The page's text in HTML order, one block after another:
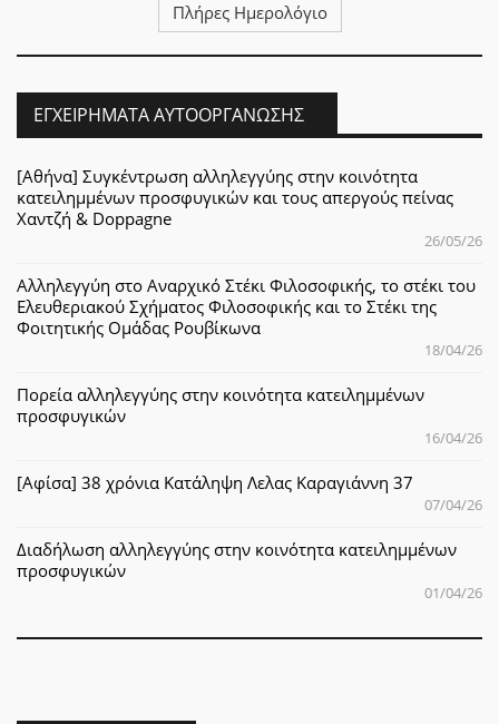
Πλήρες Ημερολόγιο
ΕΓΧΕΙΡΉΜΑΤΑ ΑΥΤΟΟΡΓΆΝΩΣΗΣ
[Αθήνα] Συγκέντρωση αλληλεγγύης στην κοινότητα
κατειλημμένων προσφυγικών και τους απεργούς πείνας
Χαντζή & Doppagne
26/05/26
Αλληλεγγύη στο Αναρχικό Στέκι Φιλοσοφικής, το στέκι του
Ελευθεριακού Σχήματος Φιλοσοφικής και το Στέκι της
Φοιτητικής Ομάδας Ρουβίκωνα
18/04/26
Πορεία αλληλεγγύης στην κοινότητα κατειλημμένων
προσφυγικών
16/04/26
[Αφίσα] 38 χρόνια Κατάληψη Λελας Καραγιάννη 37
07/04/26
Διαδήλωση αλληλεγγύης στην κοινότητα κατειλημμένων
προσφυγικών
01/04/26